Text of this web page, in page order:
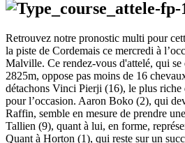
Retrouvez notre pronostic multi pour
la piste de Cordemais ce mercredi à
Malville. Ce rendez-vous d'attelé, qui se
2825m, oppose pas moins de 16
détachons Vinci Pierji (16), le plus riche
pour l’occasion. Aaron Boko (2), qui
Raffin, semble en mesure de prendre
Tallien (9), quant à lui, en forme,
Quant à Horton (1), qui reste sur un